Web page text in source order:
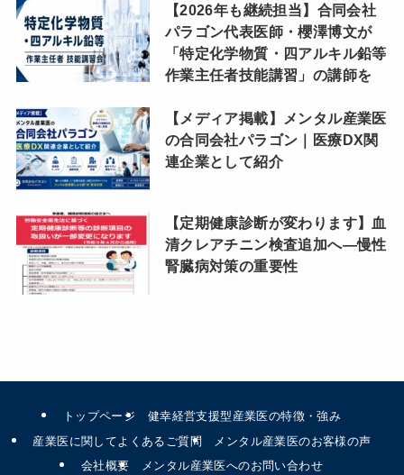
【2026年も継続担当】合同会社
パラゴン代表医師・櫻澤博文が
「特定化学物質・四アルキル鉛等
作業主任者技能講習」の講師を
【メディア掲載】メンタル産業医
の合同会社パラゴン｜医療DX関
連企業として紹介
【定期健康診断が変わります】血
清クレアチニン検査追加へ―慢性
腎臓病対策の重要性
トップページ
健幸経営支援型産業医の特徴・強み
産業医に関してよくあるご質問
メンタル産業医のお客様の声
会社概要
メンタル産業医へのお問い合わせ